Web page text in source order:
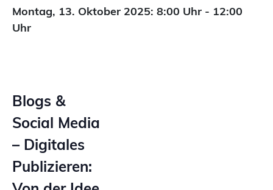
Montag, 13. Oktober 2025: 8:00 Uhr - 12:00
Uhr
Blogs &
Social Media
– Digitales
Publizieren: